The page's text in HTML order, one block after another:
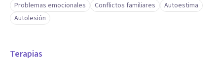
Problemas emocionales
Conflictos familiares
Autoestima
Autolesión
Terapias